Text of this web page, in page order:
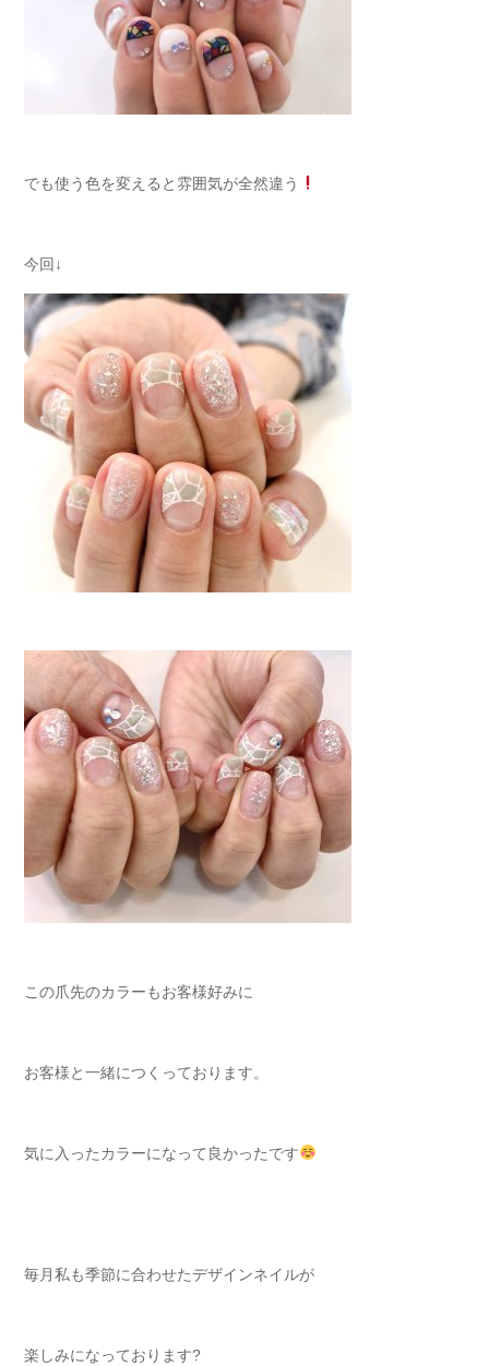
でも使う色を変えると雰囲気が全然違う
今回↓
この爪先のカラーもお客様好みに
お客様と一緒につくっております。
気に入ったカラーになって良かったです
毎月私も季節に合わせたデザインネイルが
楽しみになっております?